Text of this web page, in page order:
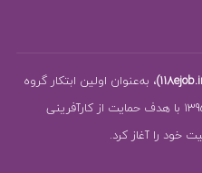
، به‌عنوان اولین ابتکار گروه
بازاریابی و تبلیغات کوشا، در بهمن‌ماه 1395 با هدف حمایت از کارآفرینی
خود را آغاز کرد.